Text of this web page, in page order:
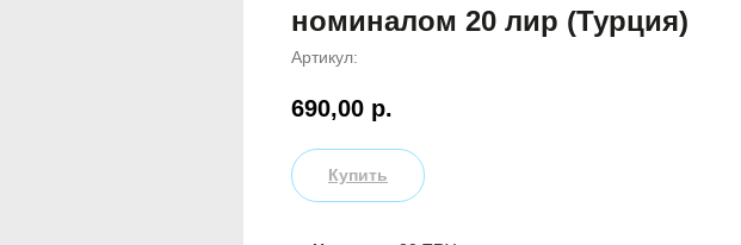
номиналом 20 лир (Турция)
Артикул:
690,00 р.
Купить